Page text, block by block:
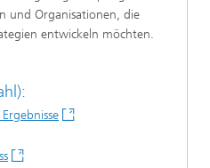
und Organisationen, die
entwickeln möchten.